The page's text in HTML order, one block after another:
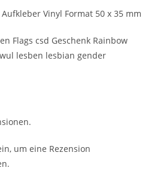
Aufkleber Vinyl Format 50 x 35 mm
Flags csd Geschenk Rainbow
lesben lesbian gender
um eine Rezension